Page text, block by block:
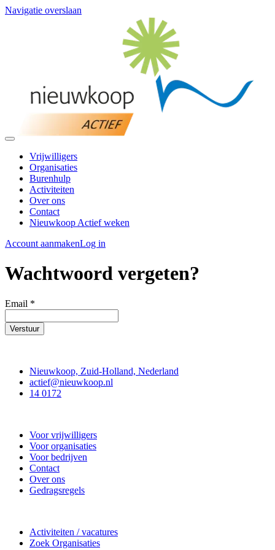
Navigatie overslaan
Vrijwilligers
Organisaties
Burenhulp
Activiteiten
Over ons
Contact
Nieuwkoop Actief weken
Account aanmakenLog in
Wachtwoord vergeten?
Email *
Verstuur
Nieuwkoop, Zuid-Holland, Nederland
actief@nieuwkoop.nl
14 0172
Voor vrijwilligers
Voor organisaties
Voor bedrijven
Contact
Over ons
Gedragsregels
Activiteiten / vacatures
Zoek Organisaties